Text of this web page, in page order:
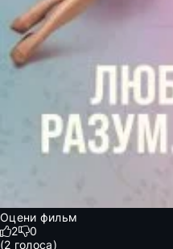
Оцени фильм
2
0
(2 голоса)